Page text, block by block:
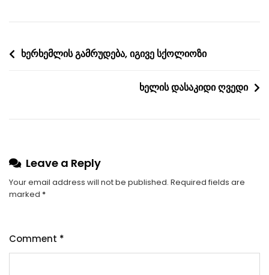
Post
ხერხემლის გამრუდება, იგივე სქოლიოზი
ხელის დასაკიდი ღვედი
Leave a Reply
Your email address will not be published. Required fields are
marked *
Comment *